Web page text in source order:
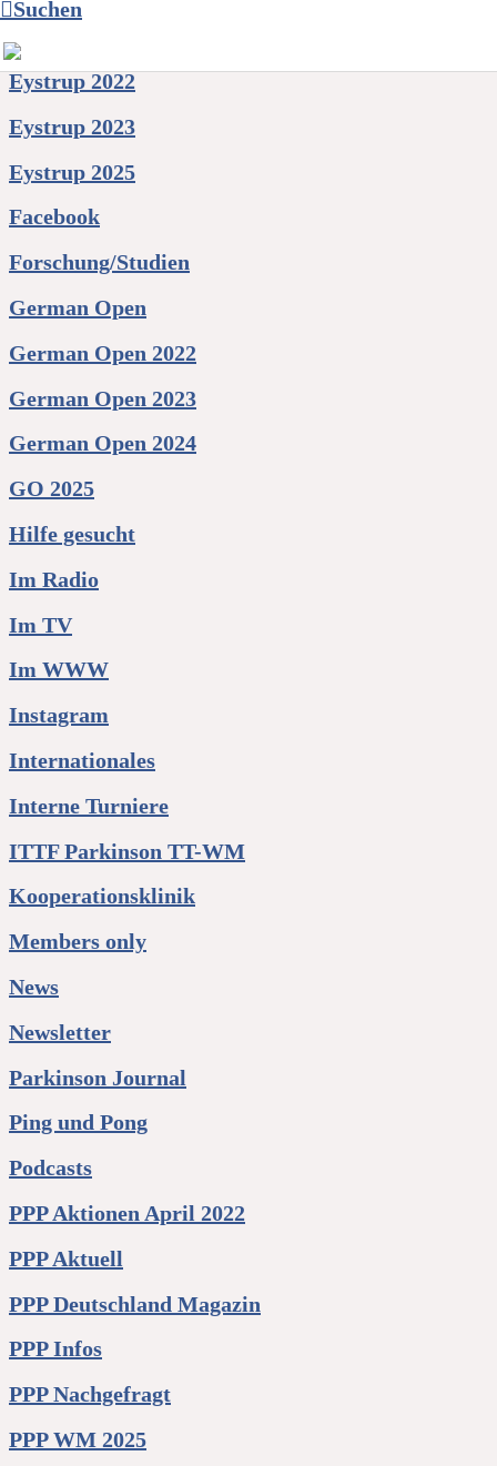
Suchen
Eystrup 2022
Eystrup 2023
Eystrup 2025
Facebook
Forschung/Studien
German Open
German Open 2022
German Open 2023
German Open 2024
GO 2025
Hilfe gesucht
Im Radio
Im TV
Im WWW
Instagram
Internationales
Interne Turniere
ITTF Parkinson TT-WM
Kooperationsklinik
Members only
News
Newsletter
Parkinson Journal
Ping und Pong
Podcasts
PPP Aktionen April 2022
PPP Aktuell
PPP Deutschland Magazin
PPP Infos
PPP Nachgefragt
PPP WM 2025